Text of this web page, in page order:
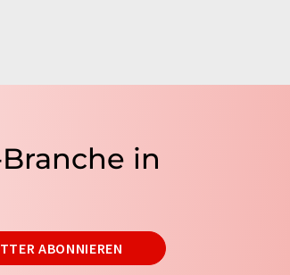
in
ABONNIEREN